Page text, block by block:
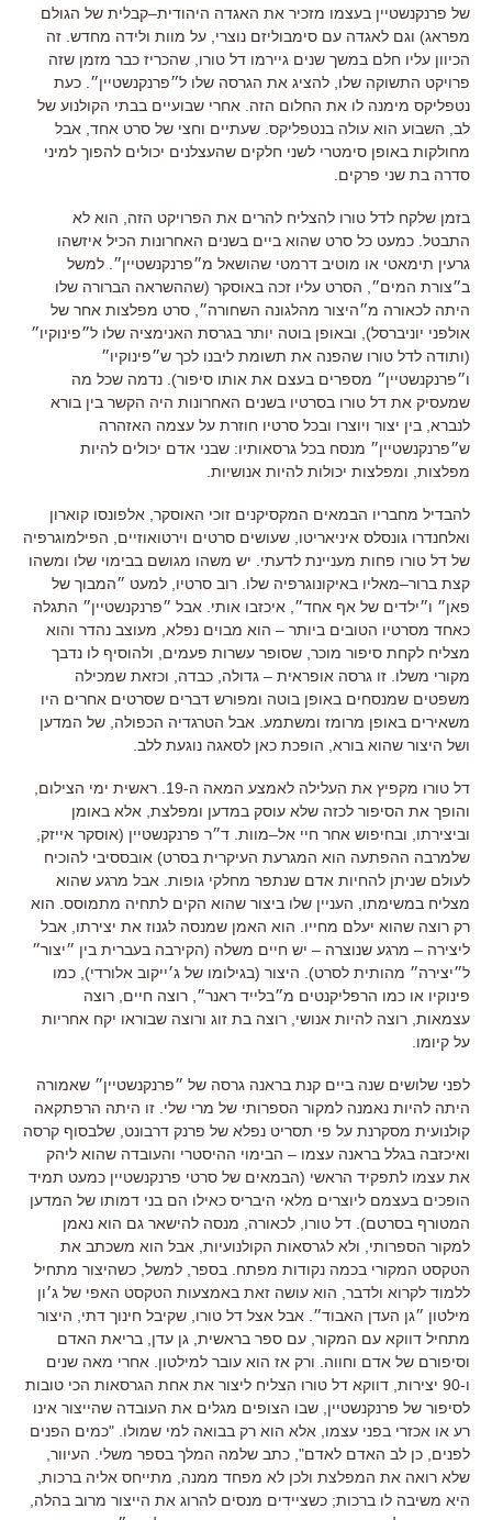
של פרנקנשטיין בעצמו מזכיר את האגדה היהודית–קבלית של הגולם
מפראג) וגם לאגדה עם סימבוליזם נוצרי, על מוות ולידה מחדש זה
הכיוון עליו חלם במשך שנים גיירמו דל טורו שהכריז כבר מזמן שזה
פרויקט התשוקה שלו, להציג את הגרסה שלו ל״פרנקנשטיין״ כעת
נטפליקס מימנה לו את החלום הזה . אחרי שבועיים בבתי הקולנוע של
לב, השבוע הוא עולה בנטפליקס שעתיים וחצי של סרט אחד, אבל
מחולקות באופן סימטרי לשני חלקים שהעצלנים יכולים להפוך למיני
סדרה בת שני פרקים
בזמן שלקח לדל טורו להצליח להרים את הפרויקט הזה
הוא לא
התבטל כמעט כל סרט שהוא ביים בשנים האחרונות הכיל איזשהו
גרעין תימאטי או מוטיב דרמטי שהושאל מ״פרנקנשטיין״ למשל
ב״צורת המים״
הסרט עליו זכה באוסקר (שההשראה הברורה שלו
היתה לכאורה מ״היצור מהלגונה השחורה״ סרט מפלצות אחר של
אולפני יוניברסל), ובאופן בוטה יותר בגרסת האנימציה שלו ל״פינוקיו״
(ותודה לדל טורו שהפנה את תשומת ליבנו לכך ש״פינוקיו״
ו״פרנקנשטיין״ מספרים בעצם את אותו סיפור). נדמה שכל מה
שמעסיק את דל טורו בסרטיו בשנים האחרונות היה הקשר בין בורא
לנברא בין יצור ויוצרו ובכל סרטיו חוזרת על עצמה האזהרה
ש״פרנקנשטיין״ מנסח בכל גרסאותיו: שבני אדם יכולים להיות
מפלצות ומפלצות יכולות להיות אנושיות
להבדיל מחבריו הבמאים המקסיקנים זוכי האוסקר אלפונסו קוארון
ואלחנדרו גונסלס איניאריטו שעושים סרטים וירטואוזיים
הפילמוגרפיה
של דל טורו פחות מעניינת לדעתי
יש משהו מגושם בבימוי שלו ומשהו
קצת ברור–מאליו באיקונוגרפיה שלו רוב סרטיו, למעט ״המבוך של
פאן״ ו״ילדים של אף אחד״, איכזבו אותי
אבל ״פרנקנשטיין״ התגלה
כאחד מסרטיו הטובים ביותר – הוא מבוים נפלא מעוצב נהדר והוא
מצליח לקחת סיפור מוכר שסופר עשרות פעמים, ולהוסיף לו נדבך
מקורי משלו זו גרסה אופראית – גדולה כבדה
וכזאת שמכילה
משפטים שמנסחים באופן בוטה ומפורש דברים שסרטים אחרים היו
משאירים באופן מרומז ומשתמע אבל הטרגדיה הכפולה של המדען
ושל היצור שהוא בורא הופכת כאן לסאגה נוגעת ללב
דל טורו מקפיץ את העלילה לאמצע המאה ה-19. ראשית ימי הצילום
והופך את הסיפור לכזה שלא עוסק במדען ומפלצת אלא באומן
וביצירתו
ובחיפוש אחר חיי אל–מוות ד״ר פרנקנשטיין (אוסקר אייזק
שלמרבה ההפתעה הוא המגרעת העיקרית בסרט) אובססיבי להוכיח
לעולם שניתן להחיות אדם שנתפר מחלקי גופות אבל מרגע שהוא
מצליח במשימתו
העניין שלו ביצור שהוא הקים לתחיה מתמוסס הוא
רק רוצה שהוא יעלם מחייו
הוא האמן שמנסה לגנוז את יצירתו
אבל
ליצירה – מרגע שנוצרה – יש חיים משלה (הקירבה בעברית בין ״יצור״
ל״יצירה״ מהותית לסרט). היצור (בגילומו של ג׳ייקוב אלורדי), כמו
פינוקיו או כמו הרפליקנטים מ״בלייד ראנר״ רוצה חיים רוצה
עצמאות רוצה להיות אנושי רוצה בת זוג ורוצה שבוראו יקח אחריות
על קיומו
לפני שלושים שנה ביים קנת בראנה גרסה של ״פרנקנשטיין״ שאמורה
היתה להיות נאמנה למקור הספרותי של מרי שלי זו היתה הרפתקאה
קולנועית מסקרנת על פי תסריט נפלא של פרנק דרבונט שלבסוף קרסה
ואיכזבה בגלל בראנה עצמו – הבימוי ההיסטרי והעובדה שהוא ליהק
את עצמו לתפקיד הראשי (הבמאים של סרטי פרנקנשטיין כמעט תמיד
הופכים בעצמם ליוצרים מלאי היבריס כאילו הם בני דמותו של המדען
המטורף בסרטם). דל טורו לכאורה
מנסה להישאר גם הוא נאמן
למקור הספרותי
ולא לגרסאות הקולנועיות אבל הוא משכתב את
הטקסט המקורי בכמה נקודות מפתח בספר למשל כשהיצור מתחיל
ללמוד לקרוא ולדבר הוא עושה זאת באמצעות הטקסט האפי של ג׳ון
מילטון ״גן העדן האבוד״
אבל אצל דל טורו שקיבל חינוך דתי
היצור
מתחיל דווקא עם המקור עם ספר בראשית גן עדן בריאת האדם
וסיפורם של אדם וחווה
ורק אז הוא עובר למילטון
אחרי מאה שנים
ו-90 יצירות דווקא דל טורו הצליח ליצור את אחת הגרסאות הכי טובות
לסיפור של פרנקנשטיין שבו הצופים מגלים את העובדה שהייצור אינו
רע או אכזרי בפני עצמו
אלא הוא רק בבואה למי שמולו . "כמים הפנים
לפנים, כן לב האדם לאדם", כתב שלמה המלך בספר משלי.
העיוור
שלא רואה את המפלצת ולכן לא מפחד ממנה
מתייחס אליה ברכות
היא משיבה לו ברכות; כשציידים מנסים להרוג את הייצור מרוב בהלה